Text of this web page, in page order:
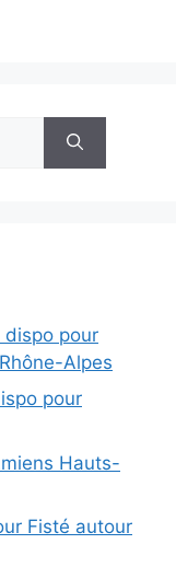
dispo pour
Alpes
pour
Hauts-
Fisté autour